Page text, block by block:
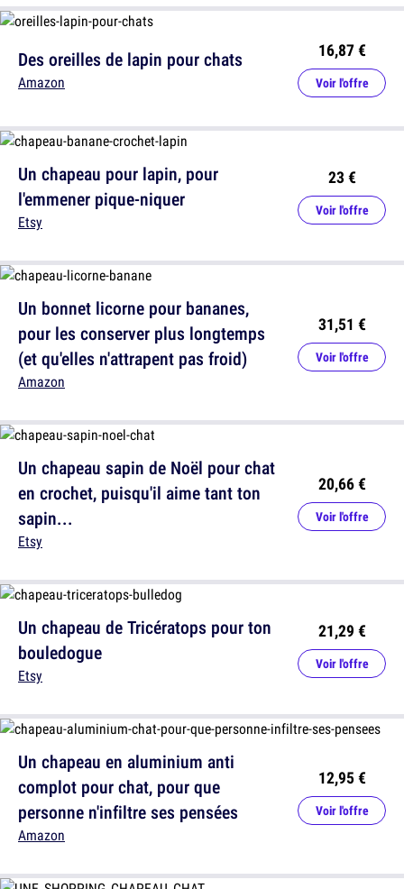
Des oreilles de lapin pour chats
Amazon
16,87 €
Voir l'offre
Un bonnet licorne pour bananes,
pour les conserver plus longtemps
(et qu'elles n'attrapent pas froid)
Amazon
31,51 €
Voir l'offre
Un chapeau de Tricératops pour ton
bouledogue
Etsy
21,29 €
Voir l'offre
Un chapeau pour lapin, pour
l'emmener pique-niquer
Etsy
23 €
Voir l'offre
Un chapeau sapin de Noël pour chat
en crochet, puisqu'il aime tant ton
sapin...
Etsy
20,66 €
Voir l'offre
Un chapeau en aluminium anti
complot pour chat, pour que
personne n'infiltre ses pensées
Amazon
12,95 €
Voir l'offre